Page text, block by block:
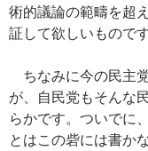
術的議論の範疇を超
証して欲しいものです
ちなみに今の民主
が、自民党もそんな
らかです。ついでに
とはこの砦には書か